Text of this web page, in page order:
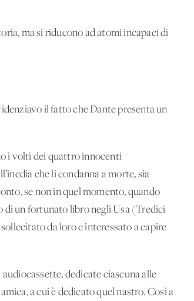
ma si riducono ad atomi incapaci di
il fatto che Dante presenta un
i volti dei quattro innocenti
che li condanna a morte, sia
se non in quel momento, quando
di un fortunato libro negli Usa (Tredici
da loro e interessato a capire
dedicate ciascuna alle
a cui è dedicato quel nastro. Così a